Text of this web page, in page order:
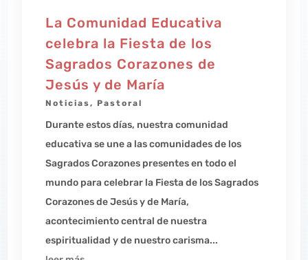
La Comunidad Educativa
celebra la Fiesta de los
Sagrados Corazones de
Jesús y de María
Noticias, Pastoral
Durante estos días, nuestra comunidad
educativa se une a las comunidades de los
Sagrados Corazones presentes en todo el
mundo para celebrar la Fiesta de los Sagrados
Corazones de Jesús y de María,
acontecimiento central de nuestra
espiritualidad y de nuestro carisma...